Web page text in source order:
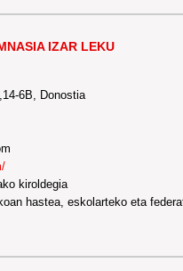
IZAR LEKU
6B, Donostia
kiroldegia
hastea, eskolarteko eta